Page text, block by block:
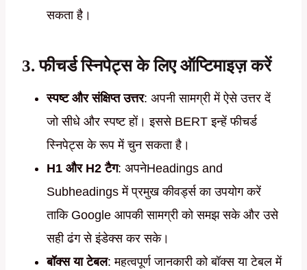
सकता है।
3.फीचर्ड स्निपेट्स के लिए ऑप्टिमाइज़ करें
स्पष्ट और संक्षिप्त उत्तर: अपनी सामग्री में ऐसे उत्तर दें
जो सीधे और स्पष्ट हों। इससे BERT इन्हें फीचर्ड
स्निपेट्स के रूप में चुन सकता है।
H1 और H2 टैग: अपनेHeadings and
Subheadings में प्रमुख कीवर्ड्स का उपयोग करें
ताकि Google आपकी सामग्री को समझ सके और उसे
सही ढंग से इंडेक्स कर सके।
बॉक्स या टेबल: महत्वपूर्ण जानकारी को बॉक्स या टेबल में